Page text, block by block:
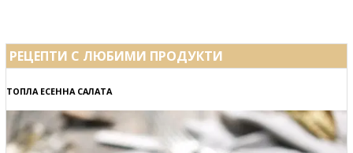
РЕЦЕПТИ С ЛЮБИМИ ПРОДУКТИ
ТОПЛА ЕСЕННА САЛАТА